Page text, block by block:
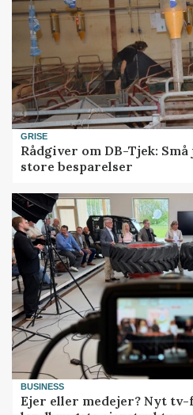
GRISE
Rådgiver om DB-Tjek:
store besparelser
BUSINESS
Ejer eller medejer? Nyt